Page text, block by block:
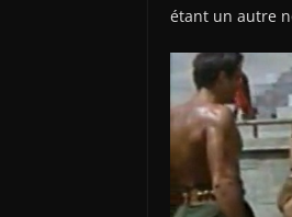
étant un autre